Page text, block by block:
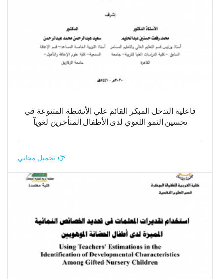
فاعلية التدخل المبكر القائم علي الأنشطة المتنوعة في
تحسين النمو اللغوي لدى الأطفال المتأخرين لغويآ
تحميل مجاني